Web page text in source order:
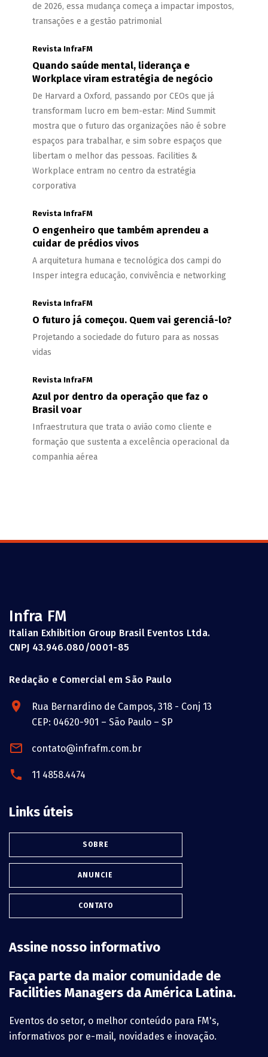
de 2026, essa mudança começa a impactar impostos,
transações e a gestão patrimonial
Revista InfraFM
Quando saúde mental, liderança e
Workplace viram estratégia de negócio
De Harvard a Oxford, passando por CEOs que já
transformam lucro em bem-estar: Mind Summit
mostra que o futuro das organizações não é sobre
espaços para trabalhar, e sim sobre espaços que
libertam o melhor das pessoas. Facilities &
Workplace entram no centro da estratégia
corporativa
Revista InfraFM
O engenheiro que também aprendeu a
cuidar de prédios vivos
A arquitetura humana e tecnológica dos campi do
Insper integra educação, convivência e networking
Revista InfraFM
O futuro já começou. Quem vai gerenciá-lo?
Projetando a sociedade do futuro para as nossas
vidas
Revista InfraFM
Azul por dentro da operação que faz o
Brasil voar
Infraestrutura que trata o avião como cliente e
formação que sustenta a excelência operacional da
companhia aérea
Infra FM
Italian Exhibition Group Brasil Eventos Ltda.
CNPJ 43.946.080/0001-85
Redação e Comercial em São Paulo
Rua Bernardino de Campos, 318 - Conj 13
CEP: 04620-901 – São Paulo – SP
contato@infrafm.com.br
11 4858.4474
Links úteis
SOBRE
ANUNCIE
CONTATO
Assine nosso informativo
Faça parte da maior comunidade de
Facilities Managers da América Latina.
Eventos do setor, o melhor conteúdo para FM's,
informativos por e-mail, novidades e inovação.